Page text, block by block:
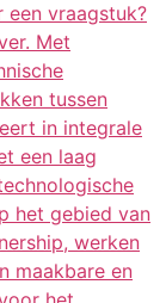
vraagstuk?
Met
tussen
in integrale
een laag
het gebied van
werken
maakbare en